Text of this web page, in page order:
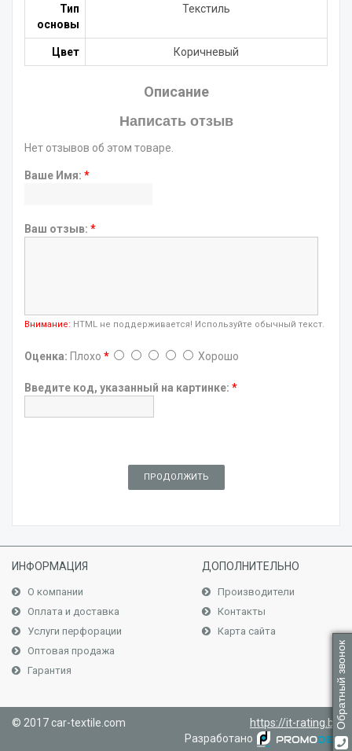
Обратный звонок
Тип
основы
Текстиль
Цвет Коричневый
Описание
Написать отзыв
Нет отзывов об этом товаре.
Ваше Имя: *
Ваш отзыв: *
Внимание: HTML не поддерживается! Используйте обычный текст.
Оценка: Плохо * Хорошо
Введите код, указанный на картинке: *
ПРОДОЛЖИТЬ
ИНФОРМАЦИЯ
О компании
Оплата и доставка
Услуги перфорации
Оптовая продажа
Гарантия
ДОПОЛНИТЕЛЬНО
Производители
Контакты
Карта сайта
© 2017 car-textile.com
https://it-rating.bg
Разработано